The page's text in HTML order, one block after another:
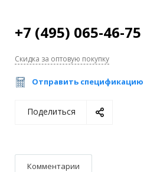
+7 (495) 065-46-75
Скидка за оптовую покупку
Отправить спецификацию
Поделиться
Комментарии